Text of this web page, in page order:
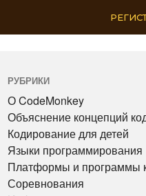
РУБРИКИ
О CodeMonkey
Объяснение концепций
Кодирование для детей
Языки программирования
Платформы и программы
Соревнования